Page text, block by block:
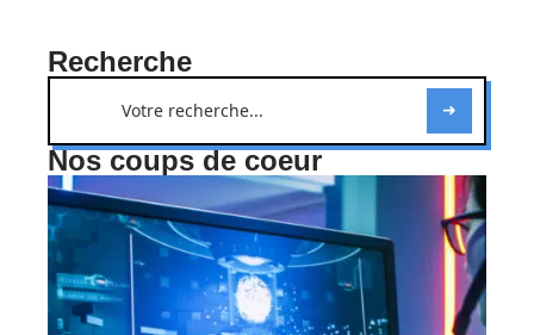
Recherche
Nos coups de coeur